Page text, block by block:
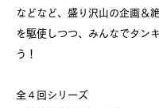
などなど、盛り沢山の企画＆
を駆使しつつ、みんなでタン
う！
全４回シリーズ